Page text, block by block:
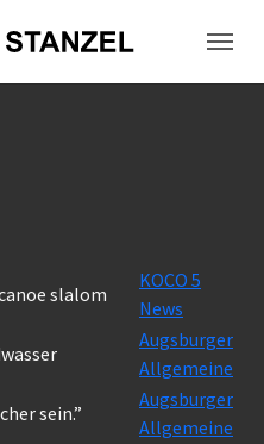
slalom
KOCO 5
News
Augsburger
Allgemeine
sein.”
Augsburger
Allgemeine